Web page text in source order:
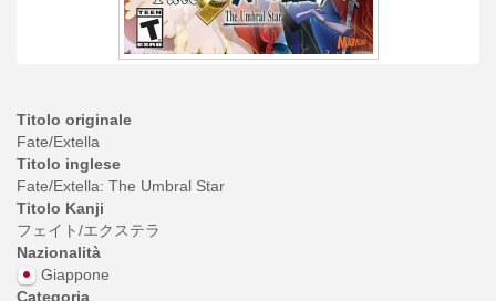
Titolo originale
Fate/Extella
Titolo inglese
Fate/Extella: The Umbral Star
Titolo Kanji
フェイト/エクステラ
Nazionalità
Giappone
Categoria